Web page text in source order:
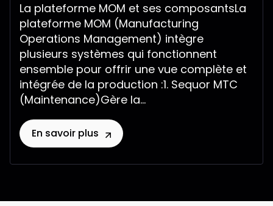
La plateforme MOM et ses composantsLa
plateforme MOM (Manufacturing
Operations Management) intègre
plusieurs systèmes qui fonctionnent
ensemble pour offrir une vue complète et
intégrée de la production :1. Sequor MTC
(Maintenance)Gère la...
En savoir plus